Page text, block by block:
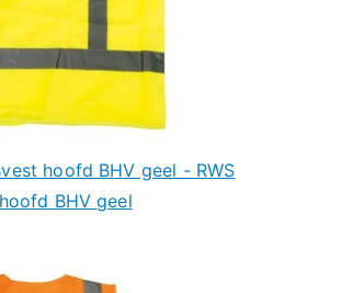
hoofd BHV geel - RWS
BHV geel